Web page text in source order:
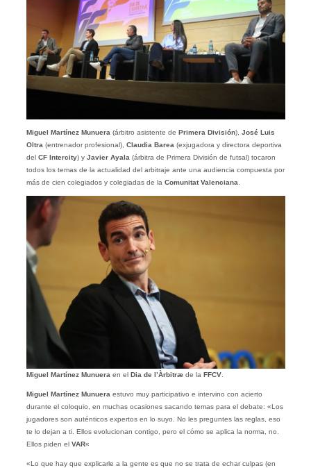
Miguel Martínez Munuera(árbitro asistente de Primera División), José Luis
Oltra(entrenador profesional), Claudia Barea(exjugadora y directora deportiva
del CF Intercity) yJavier Ayala(árbitra de Primera División de futsal) tocaron
todos los temas de la actualidad del arbitraje ante una audiencia compuesta por
más de cien colegiados y colegiadas de la Comunitat Valenciana.
Miguel Martínez Munuera en el Dia de l’Àrbitræde la FFCV.
Miguel Martínez Munuera estuvo muy participativo e intervino con acierto
durante el coloquio, en muchas ocasiones sacando temas para el debate: «Los
jugadores son auténticos expertos en lo suyo. No les preguntes las reglas, eso
te lo dejan a ti. Ellos evolucionan contigo, pero el cómo se aplica la norma, no.
Ellos piden el VAR«
«Lo que hay que explicarle a la gente es que no se trata de echar culpas (en